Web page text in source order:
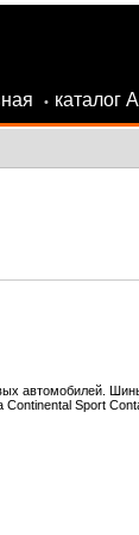
• каталог
автомобилей.
Sport